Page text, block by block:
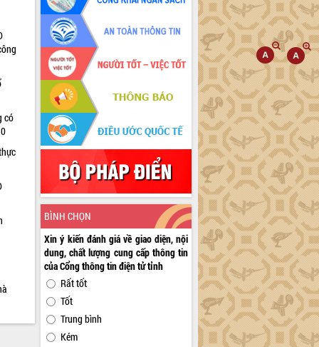
có
BÌNH CHỌN
Xin ý kiến đánh giá về giao diện, nội
dung, chất lượng cung cấp thông tin
của Cổng thông tin điện tử tỉnh
Rất tốt
Tốt
Trung bình
Kém